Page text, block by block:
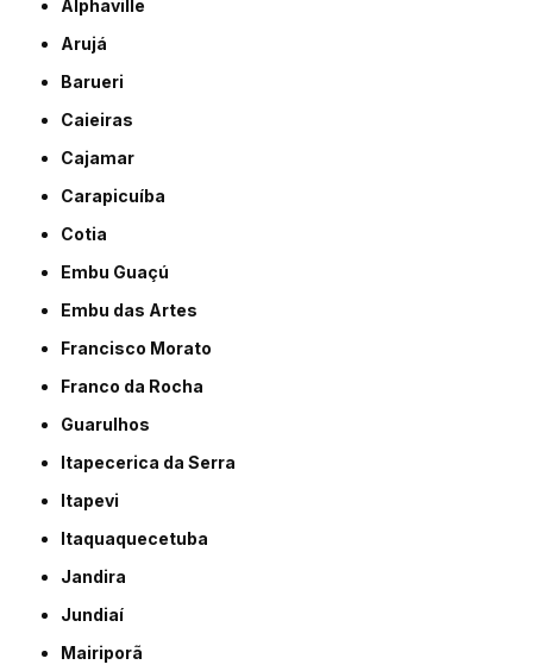
Alphaville
Arujá
Barueri
Caieiras
Cajamar
Carapicuíba
Cotia
Embu Guaçú
Embu das Artes
Francisco Morato
Franco da Rocha
Guarulhos
Itapecerica da Serra
Itapevi
Itaquaquecetuba
Jandira
Jundiaí
Mairiporã